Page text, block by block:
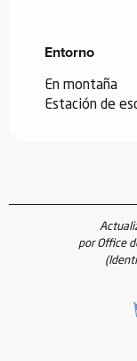
Entorno
Entorno
En montaña
Estación de
por Office